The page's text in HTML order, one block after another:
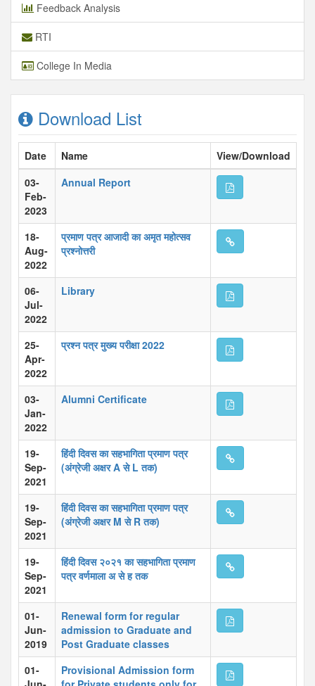
Feedback Analysis
RTI
College In Media
Download List
Date Name
View/Download
03-
Feb-
2023
Annual Report
18-
Aug-
2022
प्रमाण पत्र आजादी का अमृत महोत्सव
प्रश्नोत्तरी
06-
Jul-
2022
Library
25-
Apr-
2022
प्रश्न पत्र मुख्य परीक्षा 2022
03-
Jan-
2022
Alumni Certificate
19-
Sep-
2021
हिंदी दिवस का सहभागिता प्रमाण पत्र
(अंग्रेजी अक्षर A से L तक)
19-
Sep-
2021
हिंदी दिवस का सहभागिता प्रमाण पत्र
(अंग्रेजी अक्षर M से R तक)
19-
Sep-
2021
हिंदी दिवस २०२१ का सहभागिता प्रमाण
पत्र वर्णमाला अ से ह तक
01-
Jun-
2019
Renewal form for regular
admission to Graduate and
Post Graduate classes
01-
Provisional Admission form